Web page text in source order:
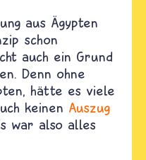
aus Ägypten
schon
auch ein Grund
Denn ohne
hätte es viele
keinen Auszug
war also alles